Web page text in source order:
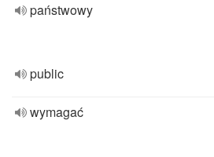
państwowy
public
wymagać